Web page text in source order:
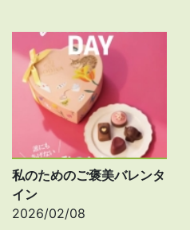
私のためのご褒美バレンタ
イン
2026/02/08